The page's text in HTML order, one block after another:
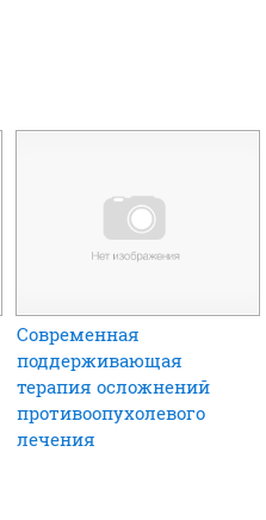
Современная
поддерживающая
терапия осложнений
противоопухолевого
лечения